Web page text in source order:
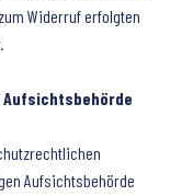
Widerruf erfolgten
Aufsichtsbehörde
Aufsichtsbehörde